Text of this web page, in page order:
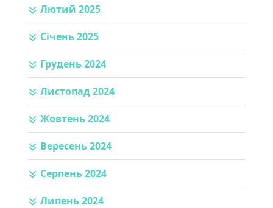
Лютий 2025
Січень 2025
Грудень 2024
Листопад 2024
Жовтень 2024
Вересень 2024
Серпень 2024
Липень 2024